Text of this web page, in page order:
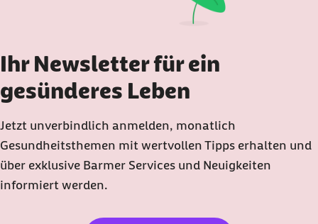
Ihr Newsletter für ein
gesünderes Leben
Jetzt unverbindlich anmelden, monatlich
Gesundheitsthemen mit wertvollen Tipps erhalten und
über exklusive Barmer Services und Neuigkeiten
informiert werden.